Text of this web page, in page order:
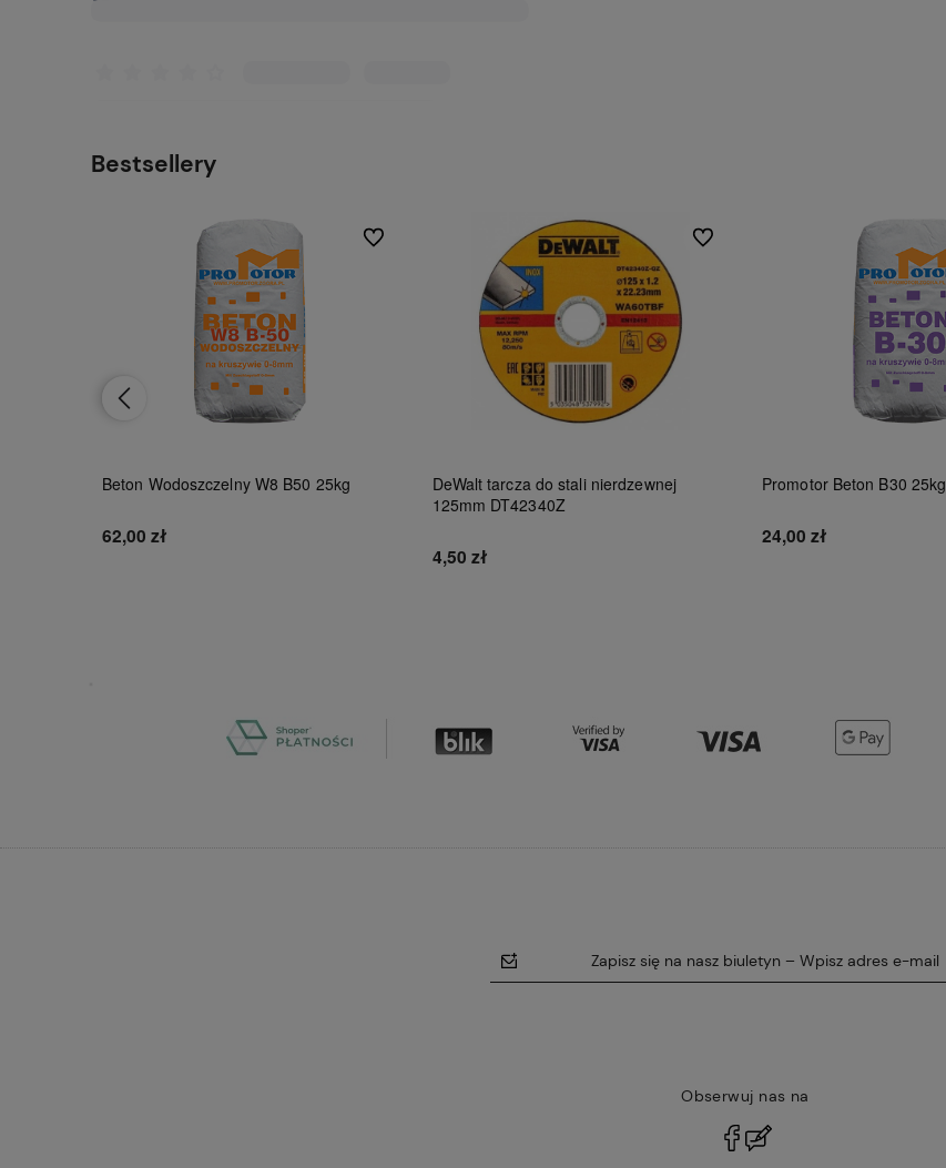
Bestsellery
Beton Wodoszczelny W8 B50 25kg
62,00 zł
Do ulubionych
DeWalt tarcza do stali nierdzewnej
125mm DT42340Z
4,50 zł
Do ulubionych
Promotor Beton B30 25kg
24,00 zł
Zapisz się na nasz biuletyn – Wpisz adres e-mail
Obserwuj nas na